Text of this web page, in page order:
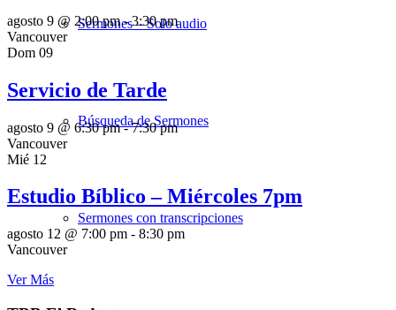
Sermones – Solo audio
Búsqueda de Sermones
Sermones con transcripciones
agosto 9 @ 2:00 pm-3:30 pm
Vancouver
Dom 09
Servicio de Tarde
agosto 9 @ 6:30 pm-7:30 pm
Vancouver
Mié 12
Estudio Bíblico – Miércoles 7pm
agosto 12 @ 7:00 pm - 8:30 pm
Vancouver
Ver Más